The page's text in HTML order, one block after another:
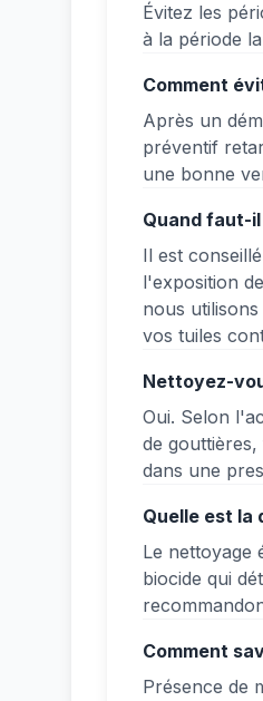
Évitez les
à la période
Comment
Après un
préventif
une bonne
Quand faut-
Il est
l'exposition
nous
vos tuiles
Nettoyez-
Oui. Selon
de
dans une
Quelle est
Le nettoyage
biocide qui
Comment
Présence de